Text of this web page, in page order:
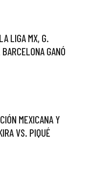
LIGA MX, G.
GANÓ
MEXICANA Y
VS. PIQUÉ